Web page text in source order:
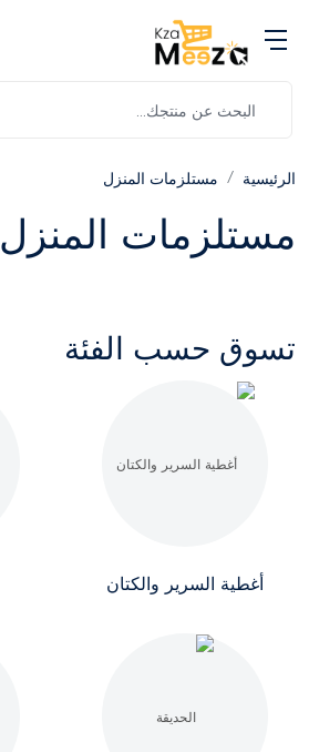
الرئيسية مستلزمات المنزل
مستلزمات المنزل
تسوق حسب الفئة
أغطية السرير والكتان